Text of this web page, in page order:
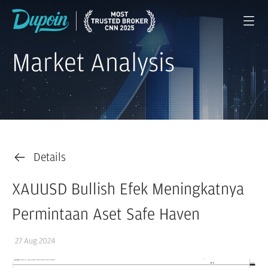
Market Analysis
Details
XAUUSD Bullish Efek Meningkatnya
Permintaan Aset Safe Haven
27 Aug 2024